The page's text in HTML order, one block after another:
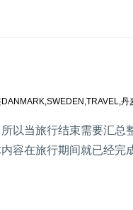
DANMARK,SWEDEN ,TRAVEL,丹
以当旅行结束需要汇总
容在旅行期间就已经